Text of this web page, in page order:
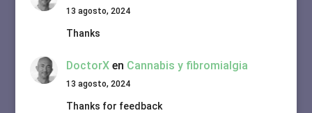
13 agosto, 2024
Thanks
DoctorXen Cannabis y fibromialgia
13 agosto, 2024
Thanks for feedback